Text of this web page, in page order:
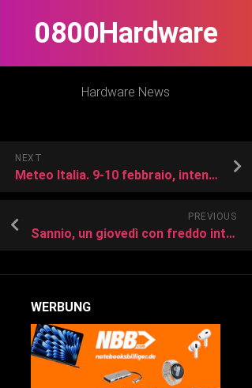
0800Hardware
Hardware News
NEXT
Meteo Italia. 9-10 febbraio, intenso maltempo in arrivo con ciclone mediterraneo
PREVIOUS
Sannio, un giovedì con freddo intenso e nevicate fino a quote molto basse
WERBUNG